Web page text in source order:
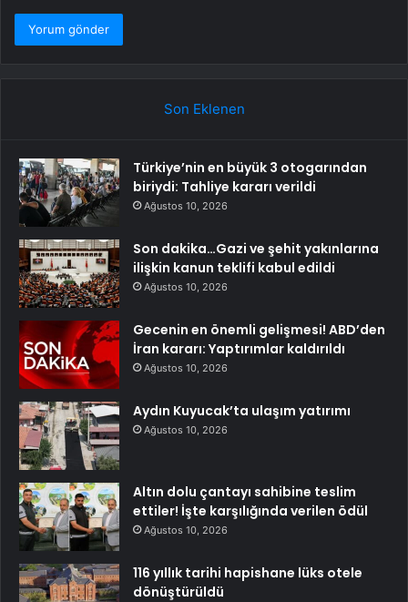
Son Eklenen
Türkiye’nin en büyük 3 otogarından
biriydi: Tahliye kararı verildi
Ağustos 10, 2026
Son dakika…Gazi ve şehit yakınlarına
ilişkin kanun teklifi kabul edildi
Ağustos 10, 2026
Gecenin en önemli gelişmesi! ABD’den
İran kararı: Yaptırımlar kaldırıldı
Ağustos 10, 2026
Aydın Kuyucak’ta ulaşım yatırımı
Ağustos 10, 2026
Altın dolu çantayı sahibine teslim
ettiler! İşte karşılığında verilen ödül
Ağustos 10, 2026
116 yıllık tarihi hapishane lüks otele
dönüştürüldü